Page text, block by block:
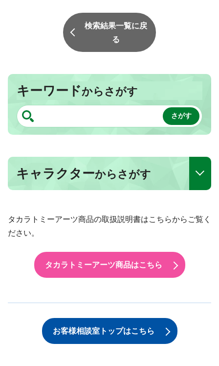
検索結果一覧に戻
る
キーワードからさがす
キャラクターからさがす
タカラトミーアーツ商品の取扱説明書はこちらからご覧く
ださい。
タカラトミーアーツ商品はこちら
お客様相談室トップはこちら